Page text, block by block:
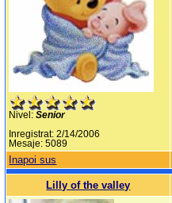
Nivel:Senior
Inregistrat: 2/14/2006
Mesaje: 5089
Inapoi sus
Lilly of the valley